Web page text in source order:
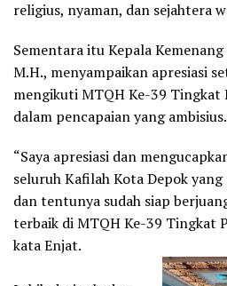
religius, nyaman, dan sejahtera
Sementara itu Kepala
M.H., menyampaikan apresiasi
mengikuti MTQH Ke-39 Tingkat
dalam pencapaian yang ambisius.
“Saya apresiasi dan
seluruh Kafilah Kota Depok
dan tentunya sudah siap
terbaik di MTQH Ke-39 Tingkat
kata Enjat.